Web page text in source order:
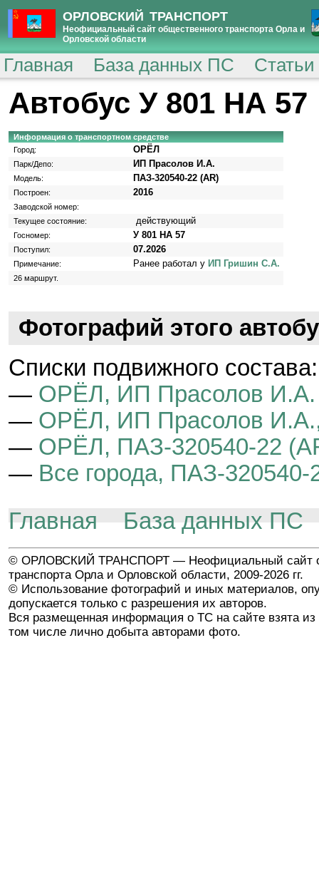
ОРЛОВСКИЙ ТРАНСПОРТ
Неофициальный сайт общественного транспорта Орла и
Орловской области
Главная База данных ПС
Автобус У 801 НА 57
Информация о транспортном средстве
Город:
ОРЁЛ
Парк/Депо: ИП Прасолов И.А.
Модель: ПАЗ-320540-22 (AR)
Построен: 2016
Заводской номер:
Текущее состояние:
действующий
Госномер: У 801 НА 57
Поступил: 07.2026
Примечание: Ранее работал у ИП Гришин С.А.
26 маршрут.
Фотографий этого
Cписки подвижного состава:
— ОРЁЛ, ИП Прасолов И.А.
— ОРЁЛ, ИП Прасолов
— ОРЁЛ, ПАЗ-320540-22
— Все города, ПАЗ-320540-
Главная
База данных ПС
© ОРЛОВСКИЙ ТРАНСПОРТ — Неофициальный сайт
транспорта Орла и Орловской области, 2009-2026 гг.
© Использование фотографий и иных материалов,
допускается только с разрешения их авторов.
Вся размещенная информация о ТС на сайте взята из
том числе лично добыта авторами фото.